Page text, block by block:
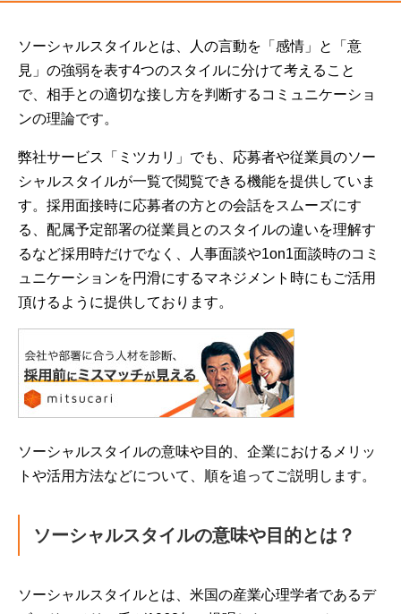
ソーシャルスタイルとは、人の言動を「感情」と「意
見」の強弱を表す4つのスタイルに分けて考えること
で、相手との適切な接し方を判断するコミュニケーショ
ンの理論です。
弊社サービス「ミツカリ」でも、応募者や従業員のソー
シャルスタイルが一覧で閲覧できる機能を提供していま
す。採用面接時に応募者の方との会話をスムーズにす
る、配属予定部署の従業員とのスタイルの違いを理解す
るなど採用時だけでなく、人事面談や1on1面談時のコミ
ュニケーションを円滑にするマネジメント時にもご活用
頂けるように提供しております。
ソーシャルスタイルの意味や目的、企業におけるメリッ
トや活用方法などについて、順を追ってご説明します。
ソーシャルスタイルの意味や目的とは？
ソーシャルスタイルとは、米国の産業心理学者であるデ